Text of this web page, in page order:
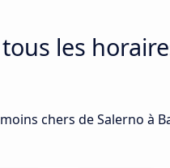
les
chers de Salerno